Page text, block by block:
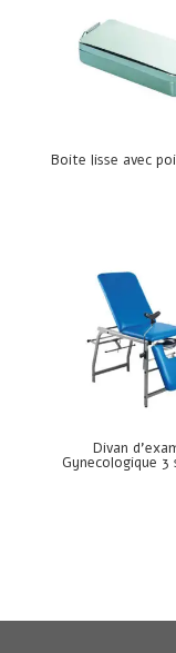
Boite lisse avec
Divan
Gynecologique 3